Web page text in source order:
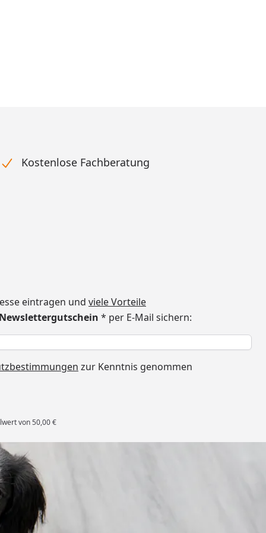
Kostenlose Fachberatung
eintragen und viele Vorteile
* per E-Mail sichern:
zur Kenntnis genommen
von 50,00 €